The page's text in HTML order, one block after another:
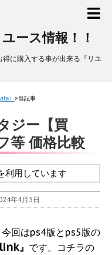
ース情報！！
に購入する事が出来る『リユ
） >当記事
ジー【買
等 価格比較
利用しています
年4月5日
回はps4版とps5版の
』 です。コチラの